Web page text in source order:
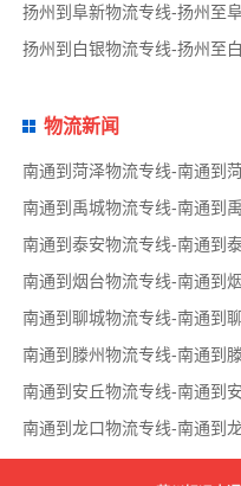
扬州到阜新物流专线-扬州至
扬州到白银物流专线-扬州至
物流新闻
南通到菏泽物流专线-南通到
南通到禹城物流专线-南通到
南通到泰安物流专线-南通到
南通到烟台物流专线-南通到
南通到聊城物流专线-南通到
南通到滕州物流专线-南通到
南通到安丘物流专线-南通到
南通到龙口物流专线-南通到